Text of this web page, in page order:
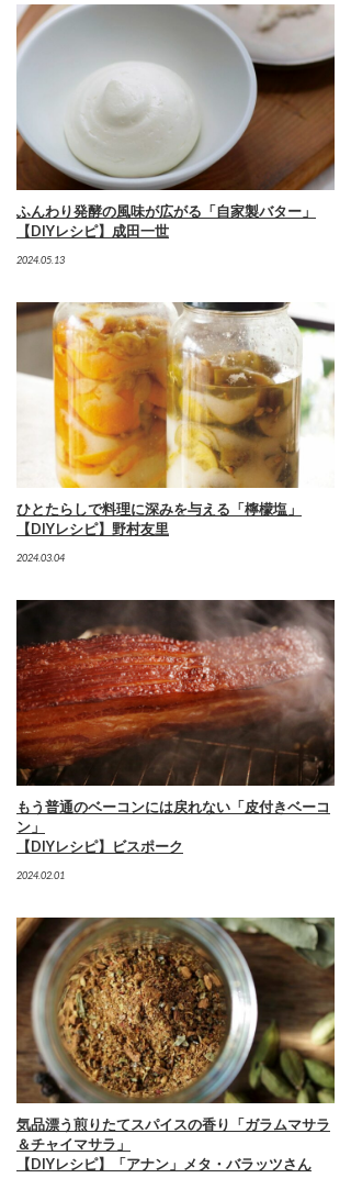
ふんわり発酵の風味が広がる「自家製バター」
【DIYレシピ】成田一世
2024.05.13
ひとたらしで料理に深みを与える「檸檬塩」
【DIYレシピ】野村友里
2024.03.04
もう普通のベーコンには戻れない「皮付きベーコ
ン」
【DIYレシピ】ビスポーク
2024.02.01
気品漂う煎りたてスパイスの香り「ガラムマサラ
＆チャイマサラ」
【DIYレシピ】「アナン」メタ・バラッツさん